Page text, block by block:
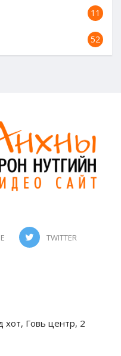
11
52
TWITTER
хот, Говь центр, 2